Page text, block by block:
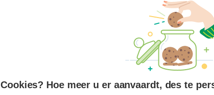
Voor mensen met
onvolledige carrière,
taxatievoet 20% voor
op hun 60e en 18% op
Cookies? Hoe meer u er aanvaardt, des te